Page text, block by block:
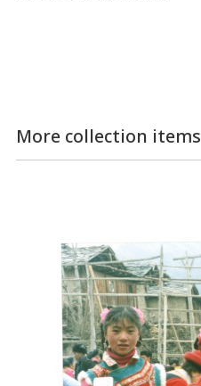
More collection items